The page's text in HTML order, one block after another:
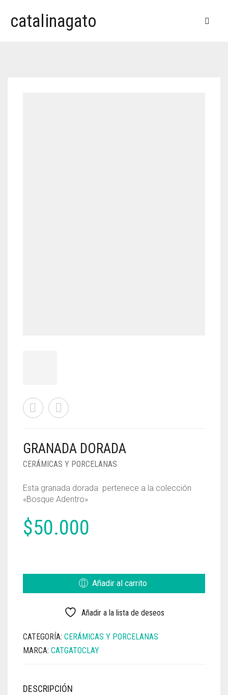
catalinagato
GRANADA DORADA
CERÁMICAS Y PORCELANAS
Esta granada dorada pertenece a la colección
«Bosque Adentro»
$50.000
Añadir al carrito
Añadir a la lista de deseos
CATEGORÍA: CERÁMICAS Y PORCELANAS
MARCA: CATGATOCLAY
DESCRIPCIÓN